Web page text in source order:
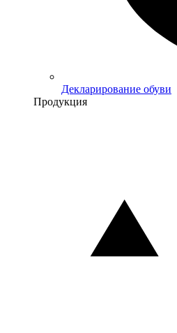
Декларирование обуви
Продукция